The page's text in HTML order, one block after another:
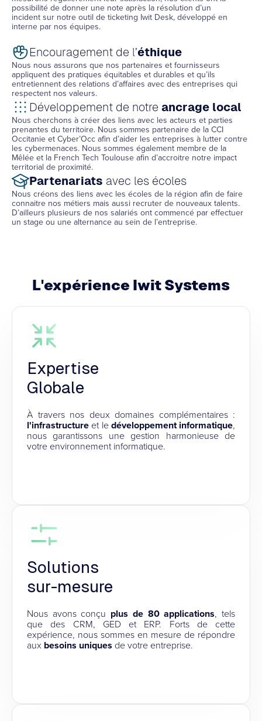
possibilité de donner une note après la résolution d’un
incident sur notre outil de ticketing Iwit Desk, développé en
interne par nos équipes.
Encouragement de l’éthique
Nous nous assurons que nos partenaires et fournisseurs
appliquent des pratiques équitables et durables et qu’ils
entretiennent des relations d’affaires avec des entreprises qui
respectent nos valeurs.
Développement de notre ancrage local
Nous cherchons à créer des liens avec les acteurs et parties
prenantes du territoire. Nous sommes partenaire de la CCI
Occitanie et Cyber’Occ afin d’aider les entreprises à lutter contre
les cybermenaces. Nous sommes également membre de la
Mêlée et la French Tech Toulouse afin d’accroitre notre impact
territorial de proximité.
Partenariats avec les écoles
Nous créons des liens avec les écoles de la région afin de faire
connaitre nos métiers mais aussi recruter de nouveaux talents.
D’ailleurs plusieurs de nos salariés ont commencé par effectuer
un stage ou une alternance au sein de l’entreprise.
L'expérience Iwit Systems
Expertise
Globale
À travers nos deux domaines complémentaires :
l'infrastructureet ledéveloppement informatique,
nous garantissons une gestion harmonieuse de
votre environnement informatique.
Solutions
sur-mesure
Nous avons conçu plus de 80 applications, tels
que des CRM, GED et ERP. Forts de cette
expérience, nous sommes en mesure de répondre
aux besoins uniques de votre entreprise.